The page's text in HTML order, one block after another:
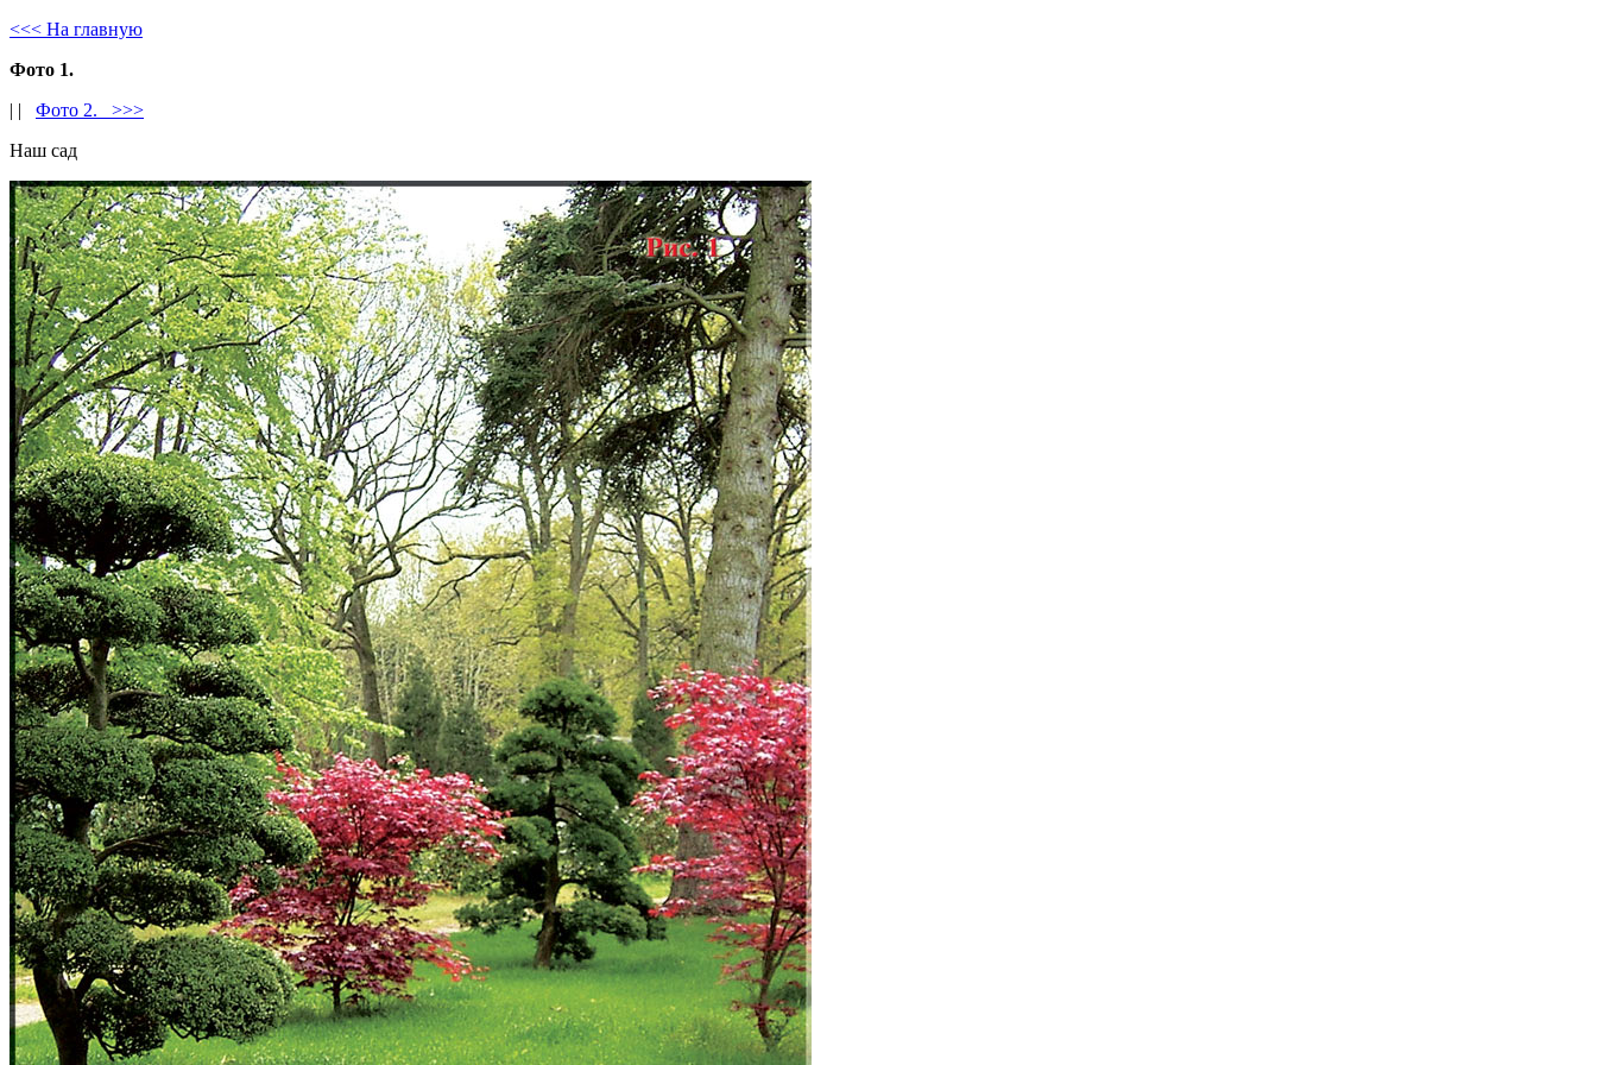
<<< На главную
Фото 1.
| | Фото 2. >>>
Наш сад